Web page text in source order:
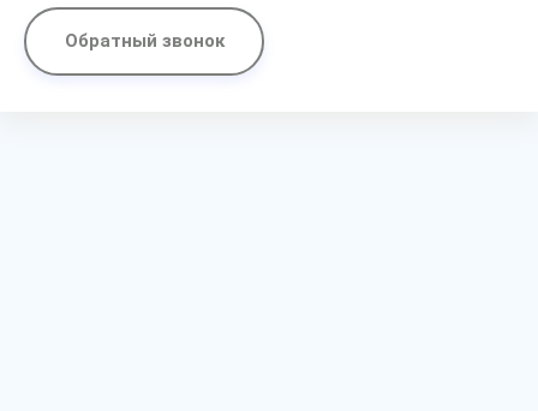
Обратный звонок